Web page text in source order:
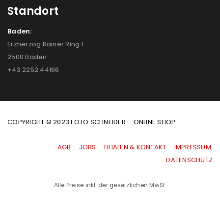
Standort
Baden:
Erzherzog Rainer Ring 1
2500 Baden
+43 2252 44166
COPYRIGHT © 2023 FOTO SCHNEIDER – ONLINE SHOP
AGB JOBS FILIALEN & KONTAKT
IMPRESSUM
|DATENSCHUTZ
Alle Preise inkl. der gesetzlichen MwSt.